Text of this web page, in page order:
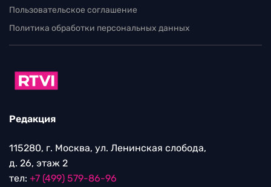
Пользовательское соглашение
Политика обработки персональных данных
Редакция
115280, г. Москва, ул. Ленинская слобода,
д. 26, этаж 2
тел: +7 (499) 579-86-96